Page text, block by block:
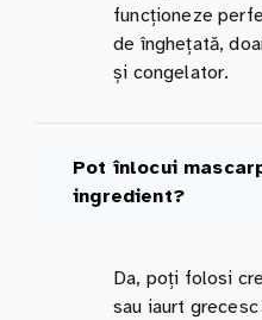
funcționeze
de înghețată,
și congelator.
Pot înlocui
ingredient?
Da, poți folosi
sau iaurt